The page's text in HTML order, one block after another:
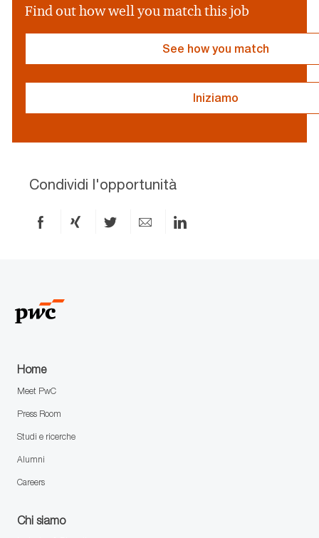
i
r
}
Find out how well you match this job
See how you match
Iniziamo
Condividi l'opportunità
Condividi
Condividi
Condividi
CondividiCondividi
Home
Meet PwC
Press Room
Studi e ricerche
Alumni
Careers
Chi siamo